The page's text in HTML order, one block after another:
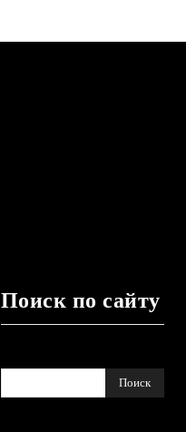
Поиск по сайту
Поиск